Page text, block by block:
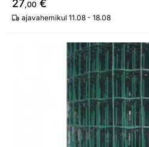
27,00 €
ajavahemikul 11.08 - 18.08
Aiavõrk Extra Strong